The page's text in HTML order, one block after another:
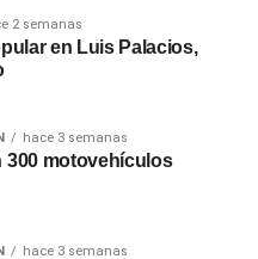
Mineiro hizo muy buen
Primero Gustavo
para su doblete,
convirtió el 3-0 ante
La pelota ingresó luego
al arquero.
había recibido tres
2 semanas
en Luis Palacios,
hace 3 semanas
300 motovehículos
hace 3 semanas